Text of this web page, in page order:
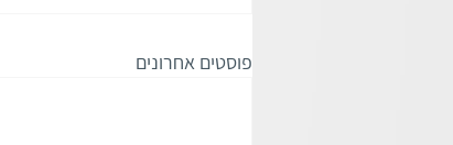
פוסטים אחרונים